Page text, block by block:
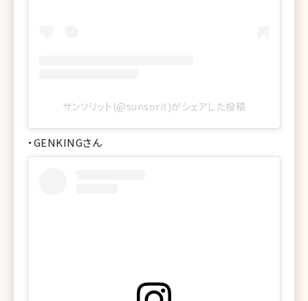
サンソリット(@sunsorit)がシェアした投稿
・GENKINGさん